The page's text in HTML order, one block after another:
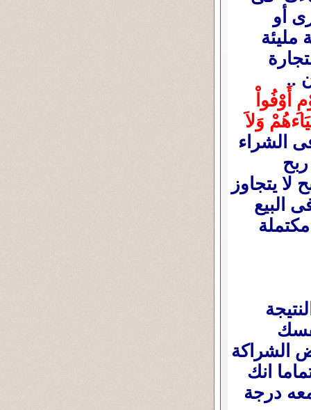
أو
مليئة
..
أَوْفُواْ
وَلاَ
الشراء
يتجاوز
البيع
الشراكة
تماما انك
درجة